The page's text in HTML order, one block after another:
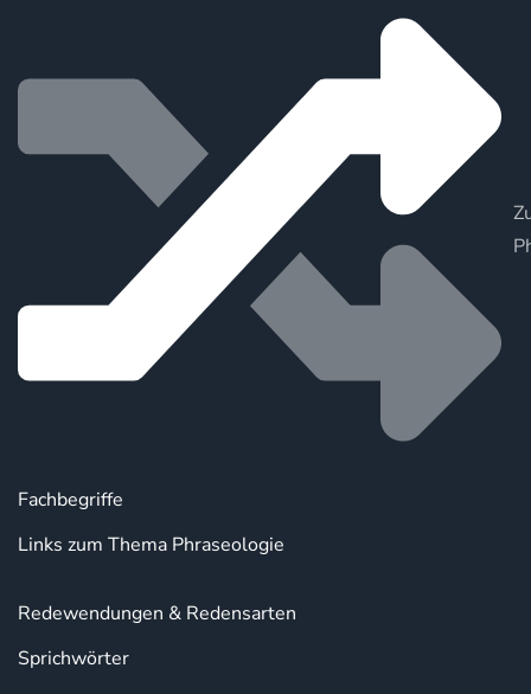
Fachbegriffe
Links zum Thema Phraseologie
Redewendungen & Redensarten
Sprichwörter